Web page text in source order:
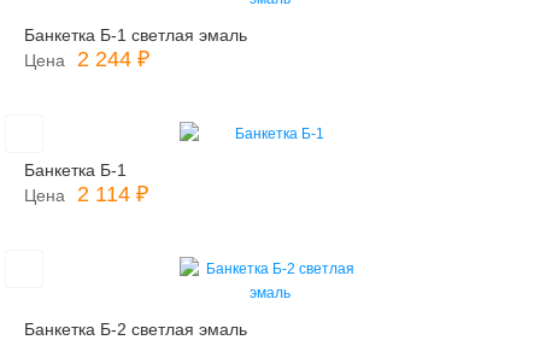
Банкетка Б-1 светлая эмаль
Цена
2 244 ₽
Банкетка Б-1
Цена
2 114 ₽
Банкетка Б-2 светлая эмаль